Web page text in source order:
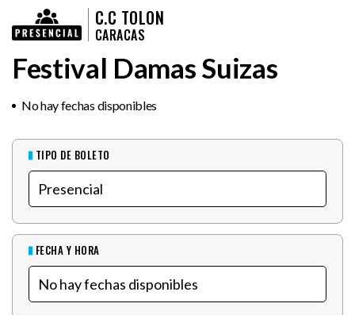
C.C TOLON
CARACAS
Festival Damas Suizas
No hay fechas disponibles
TIPO DE BOLETO
FECHA Y HORA